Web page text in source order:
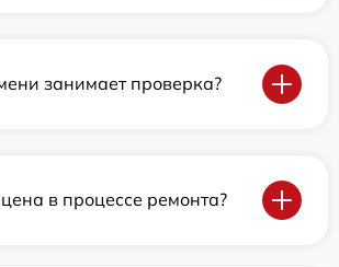
занимает проверка?
в процессе ремонта?